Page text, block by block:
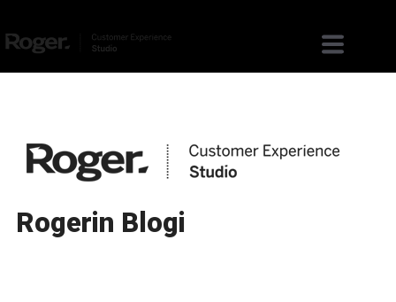
Rogerin Blogi